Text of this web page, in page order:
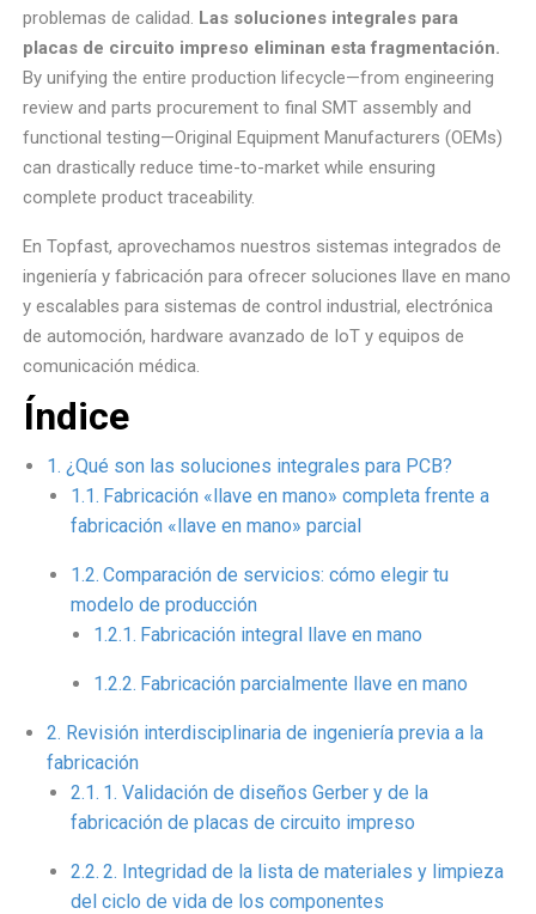
problemas de calidad. Las soluciones integrales para
placas de circuito impreso eliminan esta fragmentación.
By unifying the entire production lifecycle—from engineering
review and parts procurement to final SMT assembly and
functional testing—Original Equipment Manufacturers (OEMs)
can drastically reduce time-to-market while ensuring
complete product traceability.
En Topfast, aprovechamos nuestros sistemas integrados de
ingeniería y fabricación para ofrecer soluciones llave en mano
y escalables para sistemas de control industrial, electrónica
de automoción, hardware avanzado de IoT y equipos de
comunicación médica.
Índice
¿Qué son las soluciones integrales para PCB?
Fabricación «llave en mano» completa frente a
fabricación «llave en mano» parcial
Comparación de servicios: cómo elegir tu
modelo de producción
Fabricación integral llave en mano
Fabricación parcialmente llave en mano
Revisión interdisciplinaria de ingeniería previa a la
fabricación
1. Validación de diseños Gerber y de la
fabricación de placas de circuito impreso
2. Integridad de la lista de materiales y limpieza
del ciclo de vida de los componentes